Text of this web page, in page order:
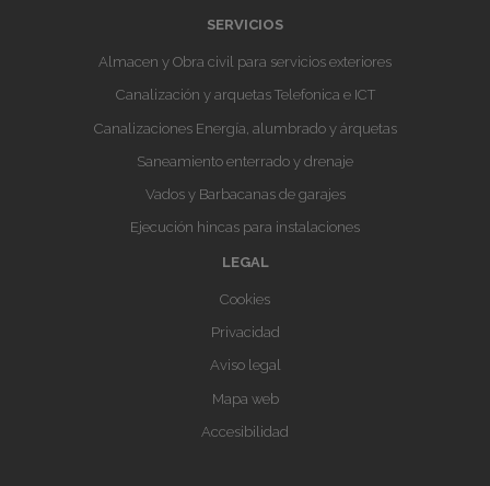
SERVICIOS
Almacen y Obra civil para servicios exteriores
Canalización y arquetas Telefonica e ICT
Canalizaciones Energía, alumbrado y árquetas
Saneamiento enterrado y drenaje
Vados y Barbacanas de garajes
Ejecución hincas para instalaciones
LEGAL
Cookies
Privacidad
Aviso legal
Mapa web
Accesibilidad